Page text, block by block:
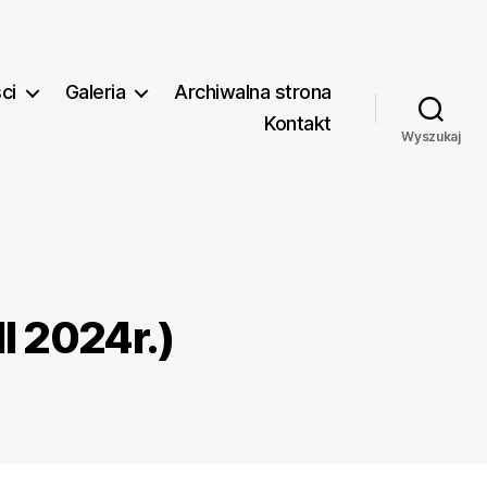
Galeria
Archiwalna strona
Kontakt
Wyszukaj
2024r.)